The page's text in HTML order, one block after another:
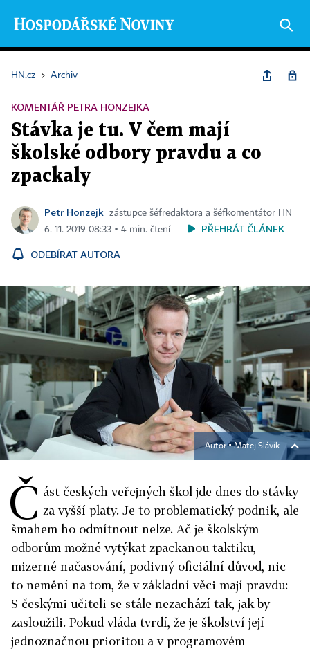
HN.cz › Archiv
KOMENTÁŘ PETRA HONZEJKA
Stávka je tu. V čem mají
školské odbory pravdu a co
zpackaly
Petr Honzejk
zástupce šéfredaktora a šéfkomentátor HN
6. 11. 2019 08:33 ▪ 4 min. čtení
PŘEHRÁT ČLÁNEK
ODEBÍRAT AUTORA
Autor ▪Matej Slávik
Č ást českých veřejných škol jde dnes do stávky
za vyšší platy. Je to problematický podnik, ale
šmahem ho odmítnout nelze. Ač je školským
odborům možné vytýkat zpackanou taktiku,
mizerné načasování, podivný oficiální důvod, nic
to nemění na tom, že v základní věci mají pravdu:
S českými učiteli se stále nezachází tak, jak by
zasloužili. Pokud vláda tvrdí, že je školství její
jednoznačnou prioritou a v programovém